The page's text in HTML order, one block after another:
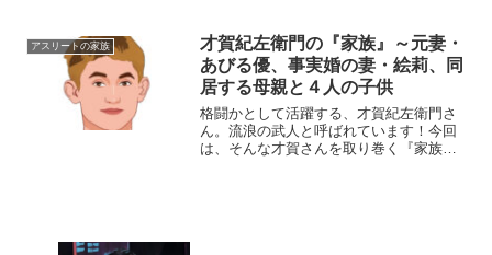
んしろう）生年月日：1991年6月11日
（26歳）※2018年...
アスリートの家族
才賀紀左衛門の『家族』～元妻・
あびる優、事実婚の妻・絵莉、同
居する母親と４人の子供
格闘かとして活躍する、才賀紀左衛門さ
ん。流浪の武人と呼ばれています！今回
は、そんな才賀さんを取り巻く『家族』